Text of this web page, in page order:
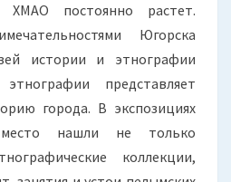
ХМАО постоянно растет.
Югорска
истории и этнографии
представляет
города. В экспозициях
место нашли не только
коллекции,